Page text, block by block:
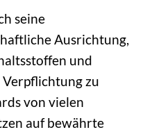
seine
Ausrichtung,
und
zu
von vielen
auf bewährte